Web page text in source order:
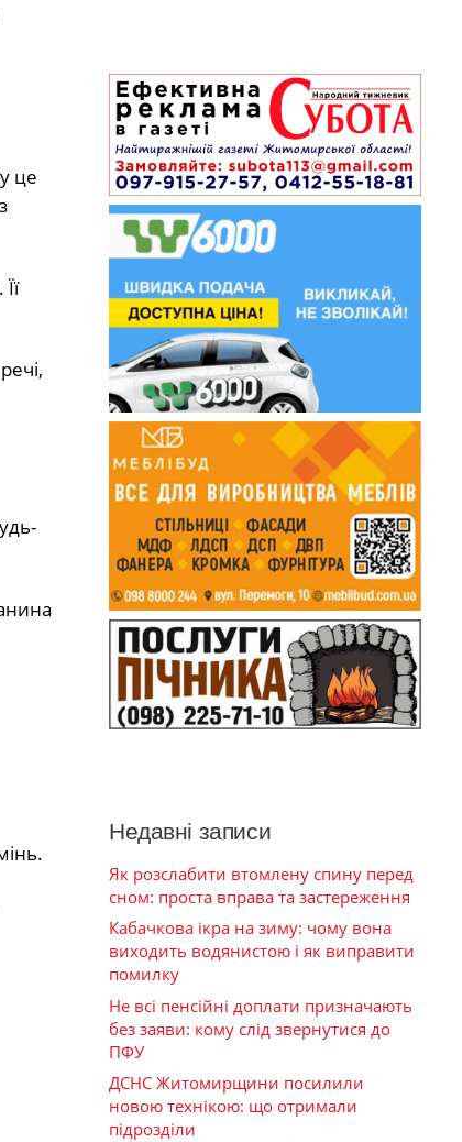
це
Недавні записи
Як розслабити втомлену спину перед
сном: проста вправа та застереження
Кабачкова ікра на зиму: чому вона
виходить водянистою і як виправити
помилку
Не всі пенсійні доплати призначають
без заяви: кому слід звернутися до
ПФУ
ДСНС Житомирщини посилили
новою технікою: що отримали
підрозділи